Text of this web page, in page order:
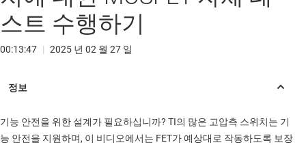
스트 수행하기
00:13:47 | 2025 년 02 월 27 일
기능 안전을 위한 설계가 필요하십니까? TI의 많은 고압측 스위치는 기
능 안전을 지원하며, 이 비디오에서는 FET가 예상대로 작동하도록 보장